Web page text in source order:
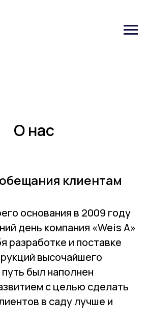
О нас
клиентам
основания в 2009 году
день компания «Weis A»
разработке и поставке
высочайшего
был наполнен
с целью сделать
в саду лучше и